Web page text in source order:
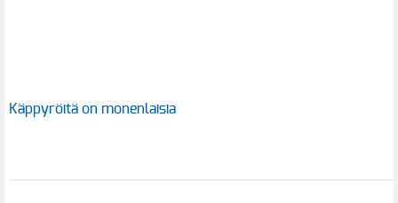
Käppyröitä on monenlaisia